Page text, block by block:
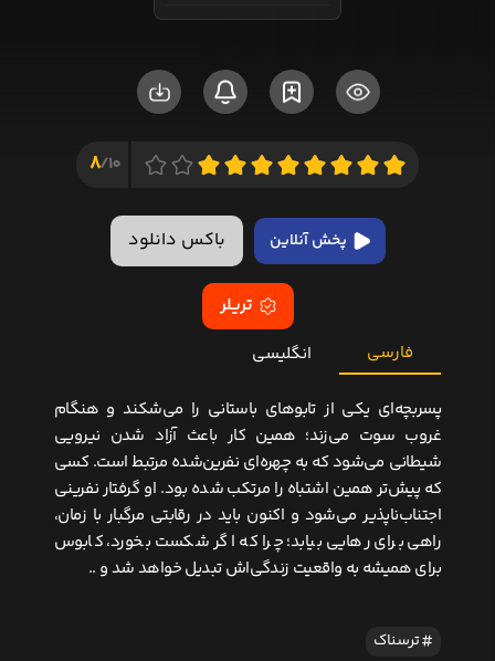
10/
8
پخش آنلاین باکس دانلود
تریلر
فارسی انگلیسی
پسربچه‌ای یکی از تابوهای باستانی را می‌شکند و هنگام
غروب سوت می‌زند؛ همین کار باعث آزاد شدن نیرویی
شیطانی می‌شود که به چهره‌ای نفرین‌شده مرتبط است. کسی
که پیش‌تر همین اشتباه را مرتکب شده بود. او گرفتار نفرینی
اجتناب‌ناپذیر می‌شود و اکنون باید در رقابتی مرگبار با زمان،
راهی برای رهایی بیابد؛ چرا که اگر شکست بخورد، کابوس
برای همیشه به واقعیت زندگی‌اش تبدیل خواهد شد و ..
ترسناک